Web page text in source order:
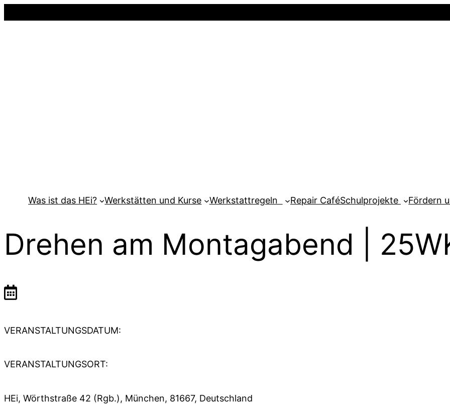
Was ist das HEi? Werkstätten und Kurse Werkstattregeln Repair CaféSchulprojekte Fördern
Drehen am Montagabend |
VERANSTALTUNGSDATUM:
VERANSTALTUNGSORT:
HEi, Wörthstraße 42 (Rgb.), München, 81667, Deutschland